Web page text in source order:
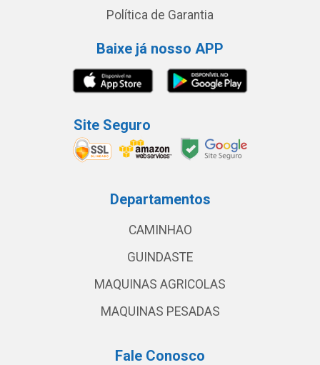
Política de Garantia
Baixe já nosso APP
Site Seguro
Departamentos
CAMINHAO
GUINDASTE
MAQUINAS AGRICOLAS
MAQUINAS PESADAS
Fale Conosco